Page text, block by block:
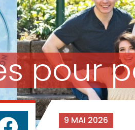
pour
9 MAI 2026